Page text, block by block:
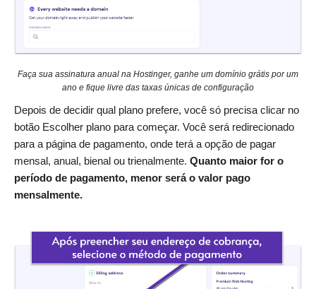
Faça sua assinatura anual na Hostinger, ganhe um domínio grátis por um
ano e fique livre das taxas únicas de configuração
Depois de decidir qual plano prefere, você só precisa clicar no
botão Escolher plano para começar. Você será redirecionado
para a página de pagamento, onde terá a opção de pagar
mensal, anual, bienal ou trienalmente. Quanto maior for o
período de pagamento, menor será o valor pago
mensalmente.